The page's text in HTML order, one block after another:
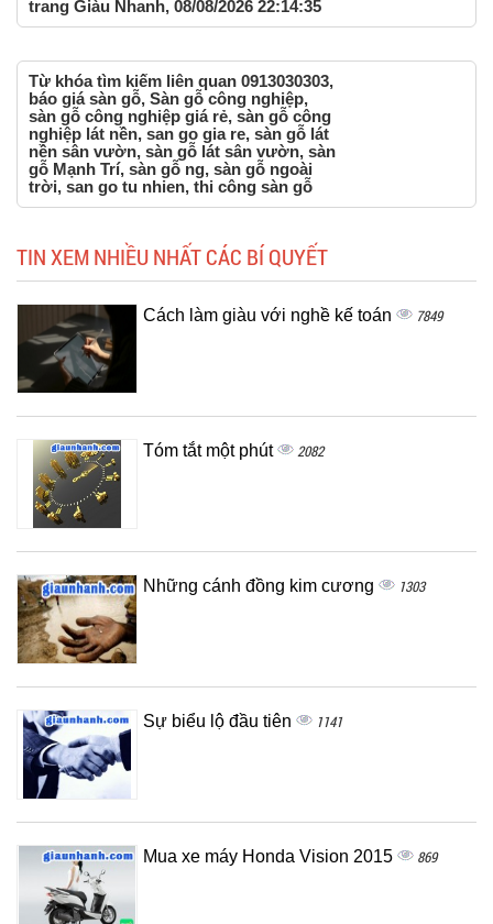
trang Giàu Nhanh, 08/08/2026 22:14:35
Từ khóa tìm kiếm liên quan 0913030303,
báo giá sàn gỗ, Sàn gỗ công nghiệp,
sàn gỗ công nghiệp giá rẻ, sàn gỗ công
nghiệp lát nền, san go gia re, sàn gỗ lát
nền sân vườn, sàn gỗ lát sân vườn, sàn
gỗ Mạnh Trí, sàn gỗ ng, sàn gỗ ngoài
trời, san go tu nhien, thi công sàn gỗ
TIN XEM NHIỀU NHẤT CÁC BÍ QUYẾT
Cách làm giàu với nghề kế toán 7849
Tóm tắt một phút 2082
Những cánh đồng kim cương 1303
Sự biểu lộ đầu tiên 1141
Mua xe máy Honda Vision 2015 869